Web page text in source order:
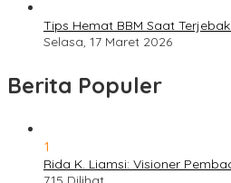
Tips Hemat BBM Saat
Selasa, 17 Maret 2026
Berita Populer
1
Rida K. Liamsi: Visioner